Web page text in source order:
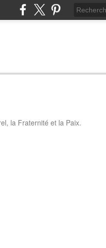
la Fraternité et la Paix.